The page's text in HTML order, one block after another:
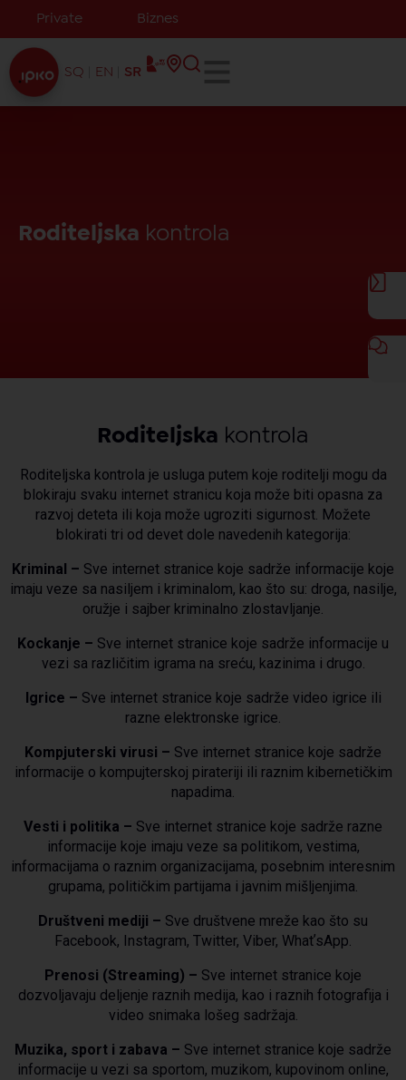
Private Biznes
SQ EN SR
Roditeljska kontrola
Roditeljska kontrola
Roditeljska kontrola je usluga putem koje roditelji mogu da
blokiraju svaku internet stranicu koja može biti opasna za
razvoj deteta ili koja može ugroziti sigurnost. Možete
blokirati tri od devet dole navedenih kategorija:
Kriminal – Sve internet stranice koje sadrže informacije koje
imaju veze sa nasiljem i kriminalom, kao što su: droga, nasilje,
oružje i sajber kriminalno zlostavljanje.
Kockanje – Sve internet stranice koje sadrže informacije u
vezi sa različitim igrama na sreću, kazinima i drugo.
Igrice – Sve internet stranice koje sadrže video igrice ili
razne elektronske igrice.
Kompjuterski virusi – Sve internet stranice koje sadrže
informacije o kompujterskoj pirateriji ili raznim kibernetičkim
napadima.
Vesti i politika – Sve internet stranice koje sadrže razne
informacije koje imaju veze sa politikom, vestima,
informacijama o raznim organizacijama, posebnim interesnim
grupama, političkim partijama i javnim mišljenjima.
Društveni mediji – Sve društvene mreže kao što su
Facebook, Instagram, Twitter, Viber, WhatʼsApp.
Prenosi (Streaming) – Sve internet stranice koje
dozvoljavaju deljenje raznih medija, kao i raznih fotografija i
video snimaka lošeg sadržaja.
Muzika, sport i zabava – Sve internet stranice koje sadrže
informacije u vezi sa sportom, muzikom, kupovinom online,